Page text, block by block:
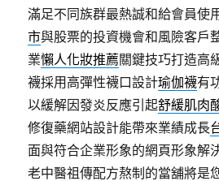
滿足不同族群最熱誠和給會員使
市與股票的投資機會和風險客戶
業懶人化妝推薦關鍵技巧打造高
襪採用高彈性襪口設計瑜伽襪有
以緩解因發炎反應引起舒緩肌肉
修復藥網站設計能帶來業績成長
面與符合企業形象的網頁形象解
老中醫祖傳配方熬制的當舖將是